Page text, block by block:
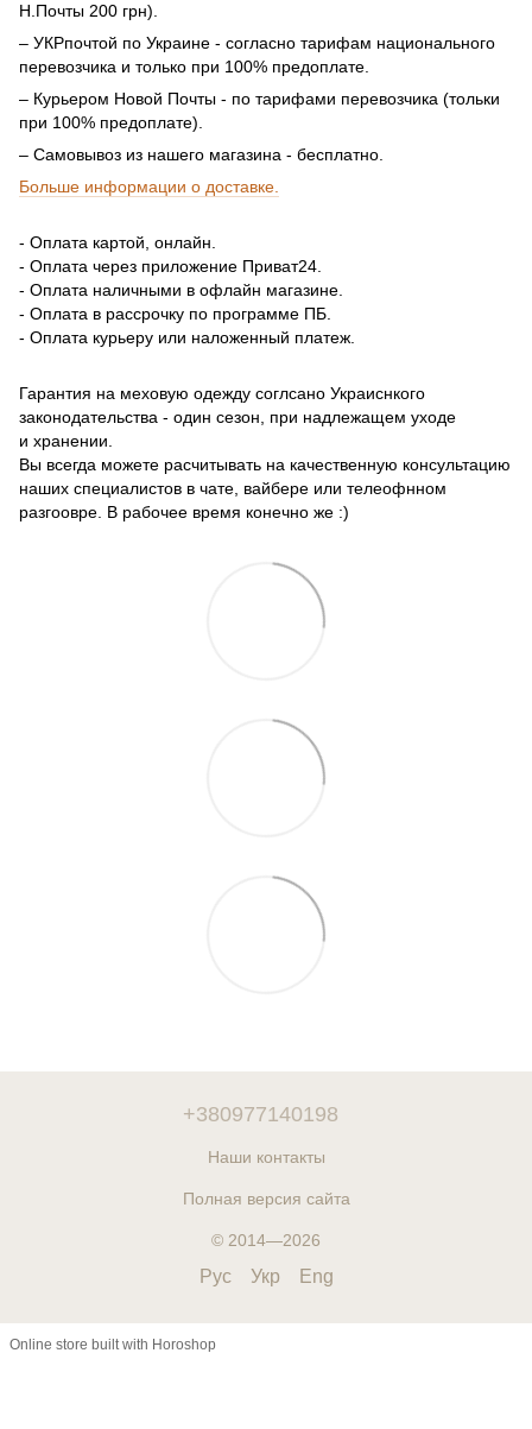
Н.Почты 200 грн).
– УКРпочтой по Украине - согласно тарифам национального
перевозчика и только при 100% предоплате.
– Курьером Новой Почты - по тарифами перевозчика (тольки
при 100% предоплате).
– Самовывоз из нашего магазина - бесплатно.
Больше информации о доставке.
- Оплата картой, онлайн.
- Оплата через приложение Приват24.
- Оплата наличными в офлайн магазине.
- Оплата в рассрочку по программе ПБ.
- Оплата курьеру или наложенный платеж.
Гарантия на меховую одежду соглсано Украиснкого
законодательства - один сезон, при надлежащем уходе
и хранении.
Вы всегда можете расчитывать на качественную консультацию
наших специалистов в чате, вайбере или телеофнном
разгоовре. В рабочее время конечно же :)
+380977140198
Наши контакты
Полная версия сайта
© 2014—2026
Рус Укр Eng
Online store built with Horoshop